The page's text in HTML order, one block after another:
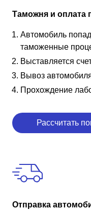
Таможня и оплата
Автомобиль
таможенные
Выставляется
Вывоз
Прохождение
Рассчитать
Отправка